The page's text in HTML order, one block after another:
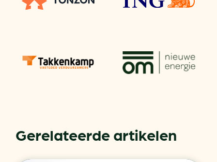
Gerelateerde artikelen